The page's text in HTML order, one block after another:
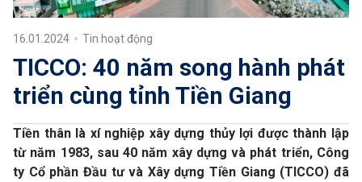
16.01.2024 Tin hoạt động
TICCO: 40 năm song hành phát
triển cùng tỉnh Tiền Giang
Tiền thân là xí nghiệp xây dựng thủy lợi được thành lập
từ năm 1983, sau 40 năm xây dựng và phát triển, Công
ty Cổ phần Đầu tư và Xây dựng Tiền Giang (TICCO) đã